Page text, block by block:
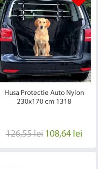
Husa Protectie Auto Nylon
230x170 cm 1318
126,55 lei 108,64 lei